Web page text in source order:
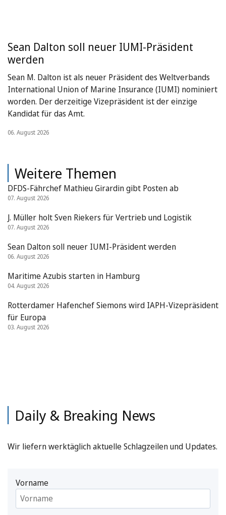
Sean Dalton soll neuer IUMI-Präsident
werden
Sean M. Dalton ist als neuer Präsident des Weltverbands
International Union of Marine Insurance (IUMI) nominiert
worden. Der derzeitige Vizepräsident ist der einzige
Kandidat für das Amt.
06. August 2026
Weitere Themen
DFDS-Fährchef Mathieu Girardin gibt Posten ab
07. August 2026
J. Müller holt Sven Riekers für Vertrieb und Logistik
07. August 2026
Sean Dalton soll neuer IUMI-Präsident werden
06. August 2026
Maritime Azubis starten in Hamburg
04. August 2026
Rotterdamer Hafenchef Siemons wird IAPH-Vizepräsident
für Europa
03. August 2026
Daily & Breaking News
Wir liefern werktäglich aktuelle Schlagzeilen und Updates.
Vorname